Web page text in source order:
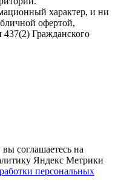
характер, и ни
офертой,
Гражданского
соглашаетесь на
Яндекс Метрики
персональных